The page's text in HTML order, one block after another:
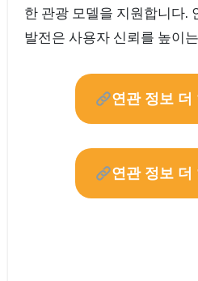
한 관광 모델을 지원합니다.
발전은 사용자 신뢰를 높이
연관 정보 더
연관 정보 더